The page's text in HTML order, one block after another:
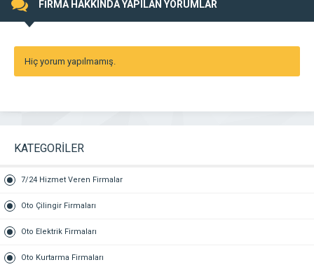
FİRMA HAKKINDA YAPILAN YORUMLAR
Hiç yorum yapılmamış.
KATEGORİLER
7/24 Hizmet Veren Firmalar
Oto Çilingir Firmaları
Oto Elektrik Firmaları
Oto Kurtarma Firmaları